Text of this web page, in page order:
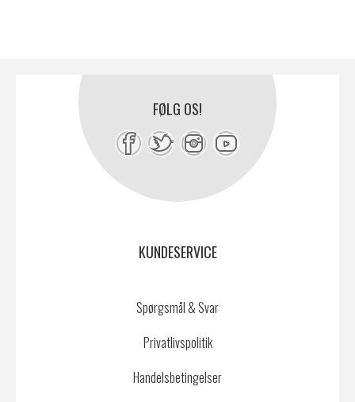
FØLG OS!
KUNDESERVICE
Spørgsmål & Svar
Privatlivspolitik
Handelsbetingelser